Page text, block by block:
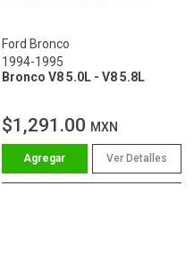
Ford Bronco
1994-1995
Bronco V8 5.0L - V8 5.8L
$1,291.00 MXN
Ver Detalles